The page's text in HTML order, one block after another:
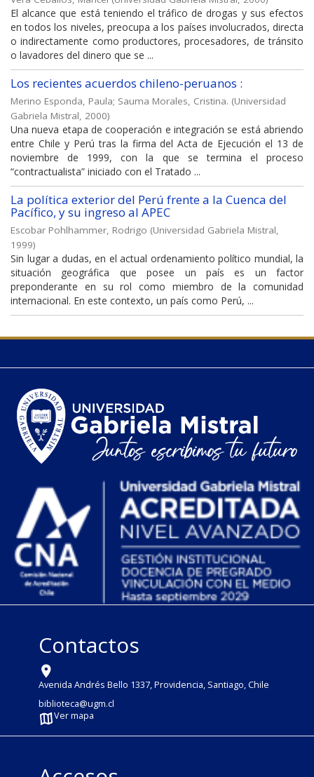
El alcance que está teniendo el tráfico de drogas y sus efectos
en todos los niveles, preocupa a los países involucrados, directa
o indirectamente como productores, procesadores, de tránsito
o lavadores del dinero que se ...
Los recientes acuerdos chileno-peruanos :
Merino Esponda, Paula; Sauma Morales, Cristina. (Universidad
Gabriela Mistral, 2000)
Una nueva etapa de cooperación e integración se está abriendo
entre Chile y Perú tras la firma del Acta de Ejecución el 13 de
noviembre de 1999, con la que se termina el proceso
“contractualista” iniciado con el Tratado ...
La política exterior del Perú frente a la Cuenca del
Pacífico, y su ingreso al APEC
Escobar Pohlhammer, Rodrigo (Universidad Gabriela Mistral,
1999)
Sin lugar a dudas, en el actual ordenamiento político mundial, la
situación geográfica que posee un país es un factor
preponderante en su rol como miembro de la comunidad
internacional. En este contexto, un país como Perú, ...
Contactos
Avenida Andrés Bello 1337, Providencia, Santiago, Chile
biblioteca@ugm.cl
Ver mapa